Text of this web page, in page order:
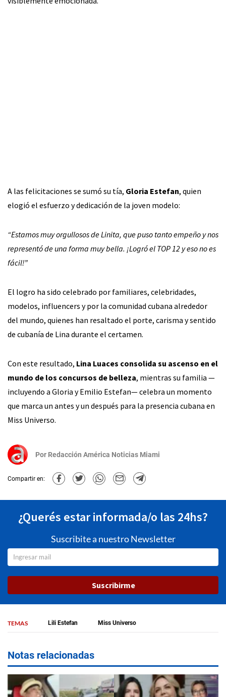
A las felicitaciones se sumó su tía, Gloria Estefan, quien
elogió el esfuerzo y dedicación de la joven modelo:
“Estamos muy orgullosos de Linita, que puso tanto empeño y nos
representó de una forma muy bella. ¡Logró el TOP 12 y eso no es
fácil!”
El logro ha sido celebrado por familiares, celebridades,
modelos, influencers y por la comunidad cubana alrededor
del mundo, quienes han resaltado el porte, carisma y sentido
de cubanía de Lina durante el certamen.
Con este resultado, Lina Luaces consolida su ascenso en el
mundo de los concursos de belleza, mientras su familia —
incluyendo a Gloria y Emilio Estefan— celebra un momento
que marca un antes y un después para la presencia cubana en
Miss Universo.
Por Redacción América Noticias Miami
Compartir en:
¿Querés estar informada/o las 24hs?
Suscribite a nuestro Newsletter
Suscribirme
TEMAS Lili Estefan Miss Universo
Notas relacionadas